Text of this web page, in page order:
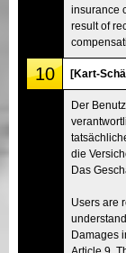
insurance
result of
10 [Kart-
Der
die
Das
Users are
Damages